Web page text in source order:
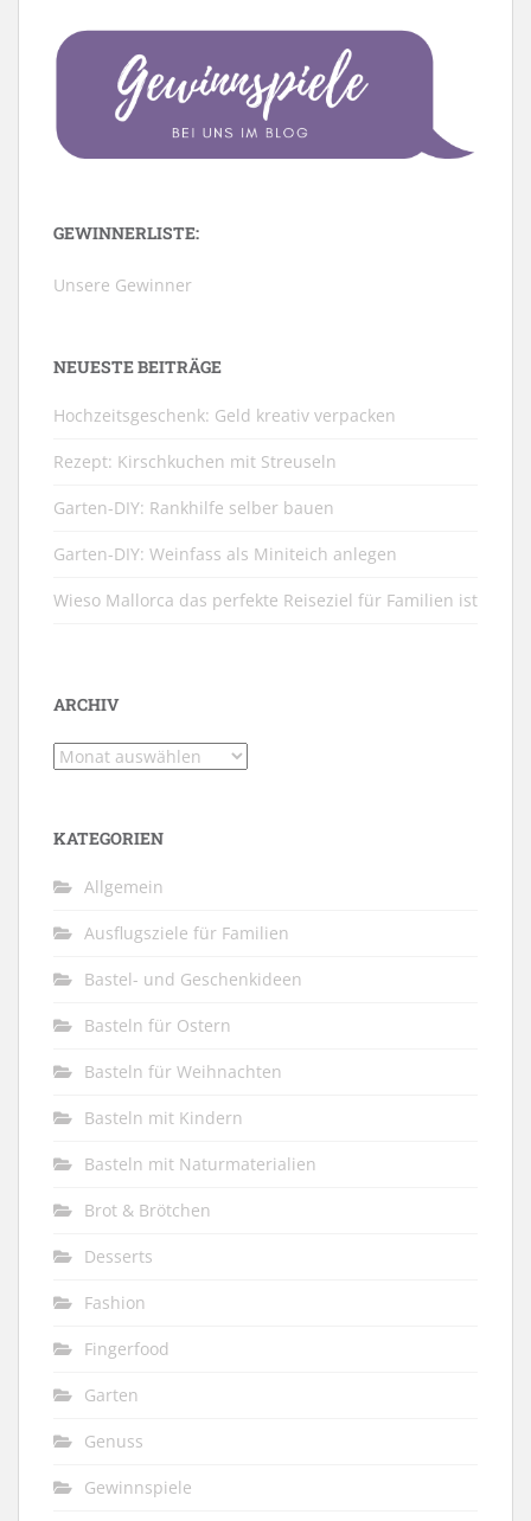
GEWINNERLISTE:
Unsere Gewinner
NEUESTE BEITRÄGE
Hochzeitsgeschenk: Geld kreativ verpacken
Rezept: Kirschkuchen mit Streuseln
Garten-DIY: Rankhilfe selber bauen
Garten-DIY: Weinfass als Miniteich anlegen
Wieso Mallorca das perfekte Reiseziel für Familien ist
ARCHIV
Archiv
KATEGORIEN
Allgemein
Ausflugsziele für Familien
Bastel- und Geschenkideen
Basteln für Ostern
Basteln für Weihnachten
Basteln mit Kindern
Basteln mit Naturmaterialien
Brot & Brötchen
Desserts
Fashion
Fingerfood
Garten
Genuss
Gewinnspiele